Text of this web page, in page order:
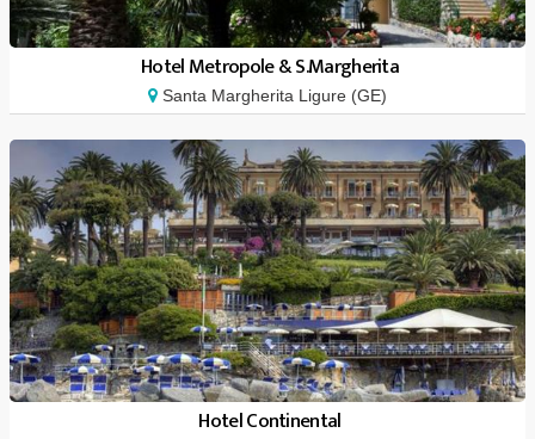
Hotel Metropole & S.Margherita
Santa Margherita Ligure (GE)
Hotel Continental